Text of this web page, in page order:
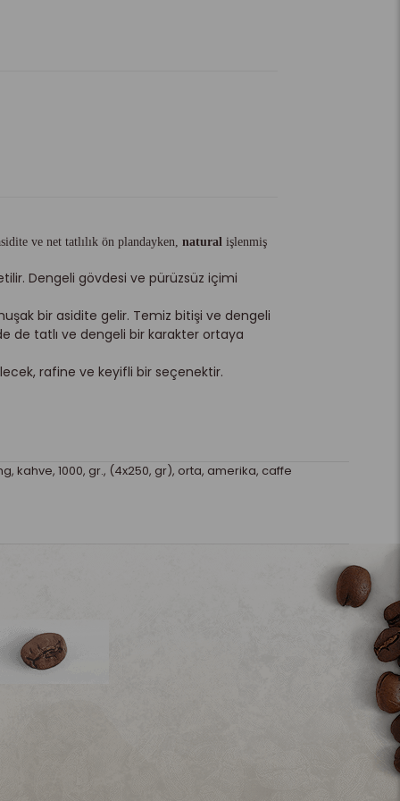
ve net tatlılık ön plandayken, natural işlenmiş
Dengeli gövdesi ve pürüzsüz içimi
bir asidite gelir. Temiz bitişi ve dengeli
de tatlı ve dengeli bir karakter ortaya
rafine ve keyifli bir seçenektir.
, kahve, 1000, gr., (4x250, gr), orta, amerika, caffe